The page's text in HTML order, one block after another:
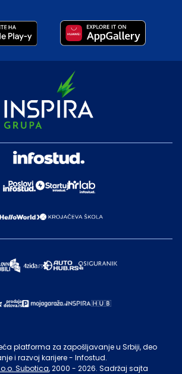
platforma za zapošljavanje u Srbiji, deo
i razvoj karijere - Infostud.
Subotica, 2000 - 2026. Sadržaj sajta